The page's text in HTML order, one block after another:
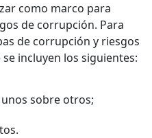
como marco para
de corrupción. Para
de corrupción y riesgos
incluyen los siguientes:
sobre otros;